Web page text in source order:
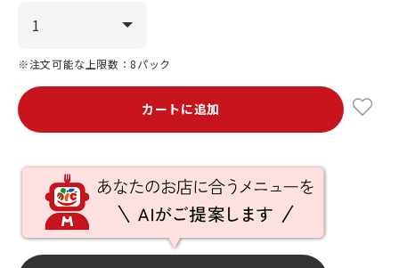
※注文可能な上限数：8パック
カートに追加